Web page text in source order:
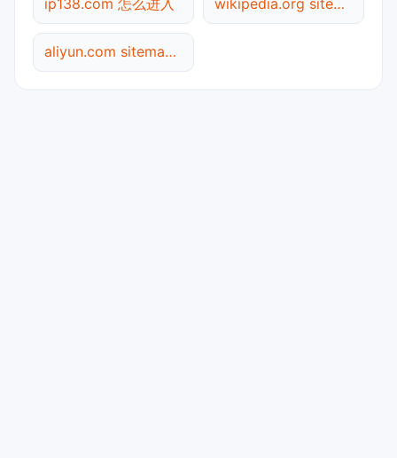
ip138.com 怎么进入 wikipedia.org sitemap.xml检测
aliyun.com sitemap.xml检测